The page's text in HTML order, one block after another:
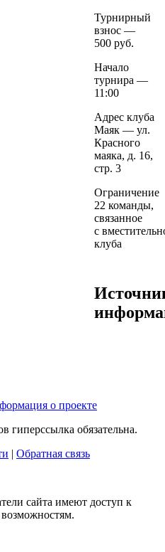
Турнирный
взнос —
500 руб.
Начало
турнира —
11:00
Адрес клуба
Маяк — ул.
Красного
маяка, д. 16,
стр. 3
Ограничение
22 команды,
связанное
с
клуба
о проекте
гиперссылка обязательна.
| Обратная связь
сайта имеют доступ к